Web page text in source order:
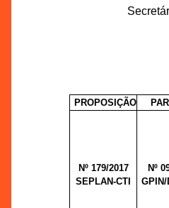
PROPOSIÇÃO
Nº 179/2017
SEPLAN-CTI
Nº
GPIN/